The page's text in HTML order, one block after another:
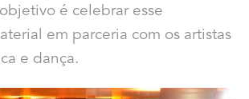
é celebrar esse
em parceria com os artistas
e dança.